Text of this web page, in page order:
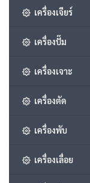
เครื่องเจียร์
เครื่องปั๊ม
เครื่องเจาะ
เครื่องตัด
เครื่องพับ
เครื่องเลื่อย